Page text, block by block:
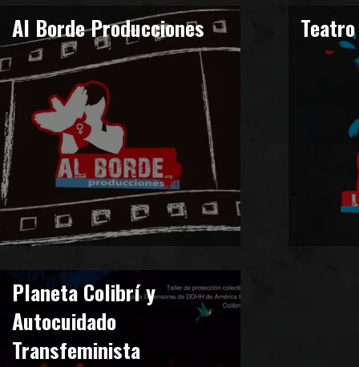
Al Borde Producciones
Planeta Colibrí y
Autocuidado
Transfeminista